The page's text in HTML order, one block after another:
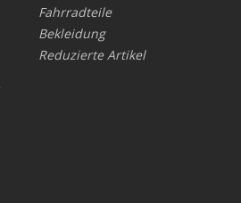
Fahrradteile
Bekleidung
Reduzierte Artikel